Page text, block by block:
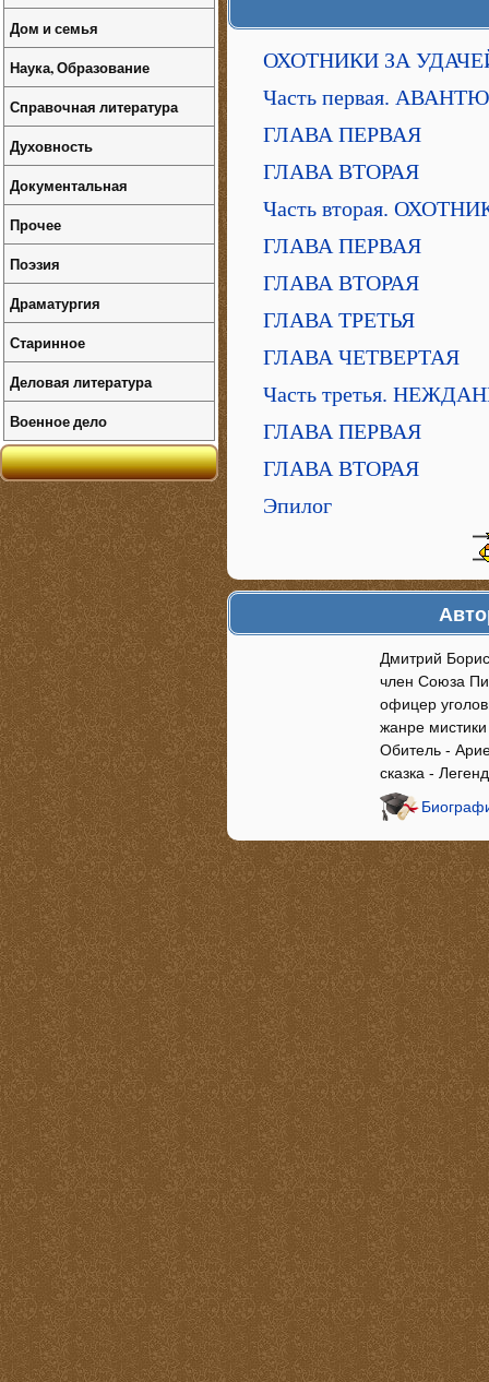
ОХОТНИКИ ЗА
Часть первая.
ГЛАВА ПЕРВАЯ
ГЛАВА ВТОРАЯ
Часть вторая.
ГЛАВА ПЕРВАЯ
ГЛАВА ВТОРАЯ
ГЛАВА ТРЕТЬЯ
ГЛАВА ЧЕТВЕРТАЯ
Часть третья.
ГЛАВА ПЕРВАЯ
ГЛАВА ВТОРАЯ
Эпилог
Дмитрий
член Союза
офицер
жанре
Обитель -
сказка -
Дом и семья
Наука, Образование
Справочная литература
Духовность
Документальная
Прочее
Поэзия
Драматургия
Старинное
Деловая литература
Военное дело